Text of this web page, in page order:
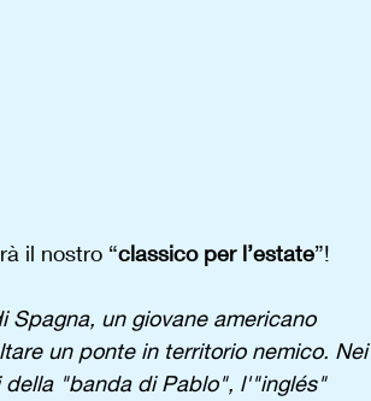
il nostro “classico per l’estate”!
Spagna, un giovane americano
un ponte in territorio nemico. Nei
della "banda di Pablo", l'"inglés"